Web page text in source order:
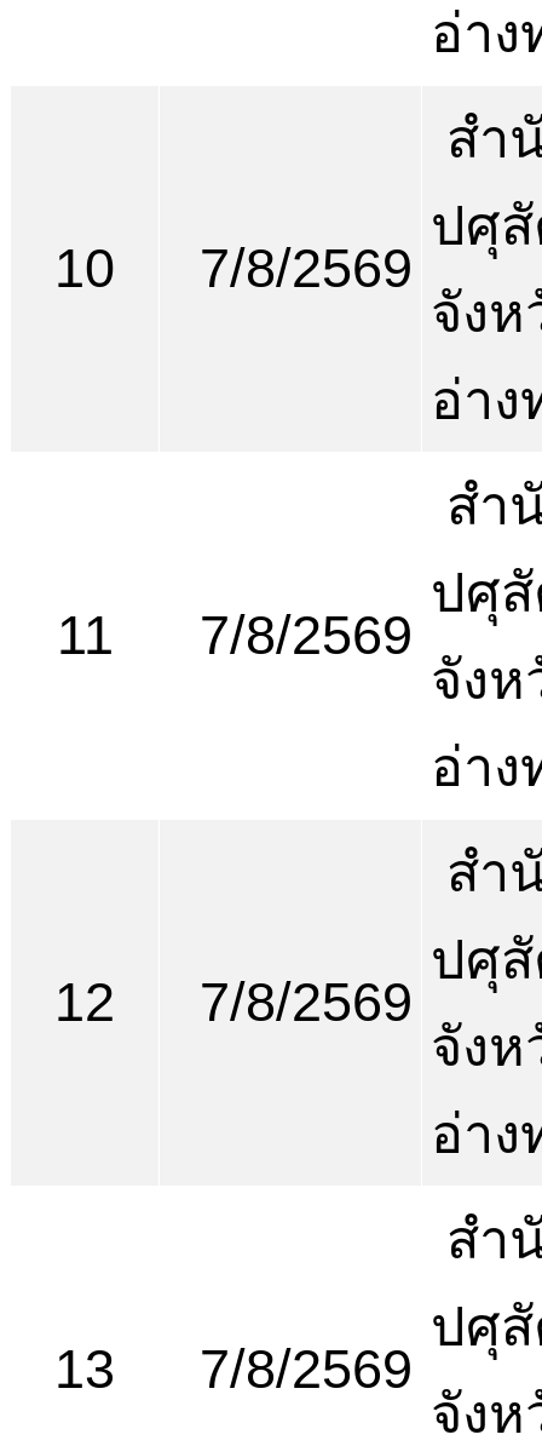
อ่าง
10 7/8/2569
สำ
ปศุ
จังห
อ่าง
11 7/8/2569
สำ
ปศุ
จังห
อ่าง
12 7/8/2569
สำ
ปศุ
จังห
อ่าง
13 7/8/2569
สำ
ปศุ
จังห